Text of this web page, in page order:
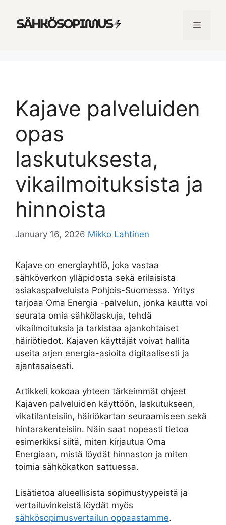
content
Menu
Kajave palveluiden
opas
laskutuksesta,
vikailmoituksista ja
hinnoista
January 16, 2026 Mikko Lahtinen
Kajave on energiayhtiö, joka vastaa
sähköverkon ylläpidosta sekä erilaisista
asiakaspalveluista Pohjois-Suomessa. Yritys
tarjoaa Oma Energia -palvelun, jonka kautta voi
seurata omia sähkölaskuja, tehdä
vikailmoituksia ja tarkistaa ajankohtaiset
häiriötiedot. Kajaven käyttäjät voivat hallita
useita arjen energia-asioita digitaalisesti ja
ajantasaisesti.
Artikkeli kokoaa yhteen tärkeimmät ohjeet
Kajaven palveluiden käyttöön, laskutukseen,
vikatilanteisiin, häiriökartan seuraamiseen sekä
hintarakenteisiin. Näin saat nopeasti tietoa
esimerkiksi siitä, miten kirjautua Oma
Energiaan, mistä löydät hinnaston ja miten
toimia sähkökatkon sattuessa.
Lisätietoa alueellisista sopimustyypeistä ja
vertailuvinkeistä löydät myös
sähkösopimusvertailun oppaastamme.